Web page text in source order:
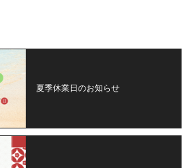
夏季休業日のお知らせ